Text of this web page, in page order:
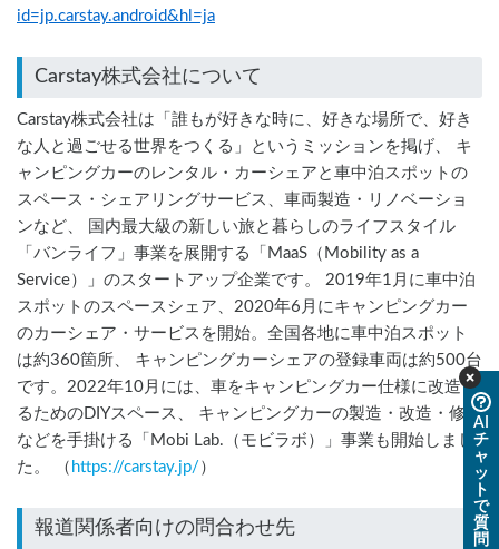
id=jp.carstay.android&hl=ja
Carstay株式会社について
Carstay株式会社は「誰もが好きな時に、好きな場所で、好き
な人と過ごせる世界をつくる」というミッションを掲げ、 キ
ャンピングカーのレンタル・カーシェアと車中泊スポットの
スペース・シェアリングサービス、車両製造・リノベーショ
ンなど、 国内最大級の新しい旅と暮らしのライフスタイル
「バンライフ」事業を展開する「MaaS（Mobility as a
Service）」のスタートアップ企業です。 2019年1月に車中泊
スポットのスペースシェア、2020年6月にキャンピングカー
のカーシェア・サービスを開始。全国各地に車中泊スポット
は約360箇所、 キャンピングカーシェアの登録車両は約500台
です。2022年10月には、車をキャンピングカー仕様に改造す
るためのDIYスペース、 キャンピングカーの製造・改造・修理
などを手掛ける「Mobi Lab.（モビラボ）」事業も開始しまし
た。 （ https://carstay.jp/ ）
報道関係者向けの問合わせ先
AI
チ
ャ
ッ
ト
で
質
問